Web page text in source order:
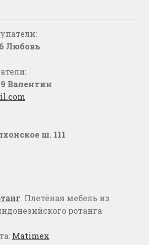
Любовь
Валентин
ш. 111
. Плетёная мебель из
ротанга
Matimex